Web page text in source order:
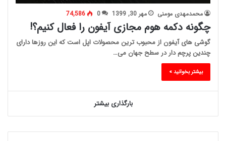
محمدمهدی مومنی مهر 30, 1399 0
74,586
چگونه دکمه هوم مجازی آیفون را فعال کنیم؟!
گوشی های آیفون از محبوب ترین محصولات اپل است که این روزها دارای
چندین پرچم دار در سطح جهان می…
بیشتر بخوانید »
بارگذاری بیشتر